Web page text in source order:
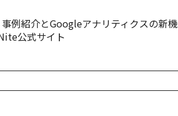
例紹介とGoogleアナリティクスの新機
公式サイト